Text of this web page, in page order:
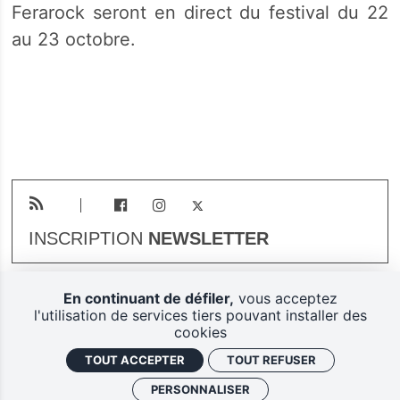
Ferarock seront en direct du festival du 22
au 23 octobre.
INSCRIPTION NEWSLETTER
Plan du site
Mentions légales
Politique de confidentialité
En continuant de défiler, vous acceptez
l'utilisation de services tiers pouvant installer des
cookies
TOUT ACCEPTER TOUT REFUSER
PERSONNALISER